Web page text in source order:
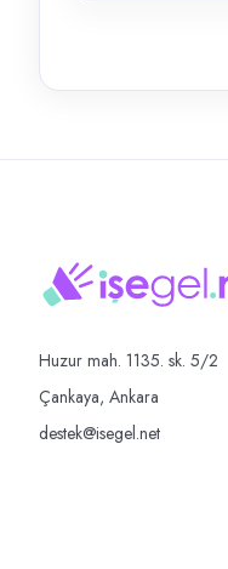
Huzur mah. 1135. sk. 5/2
Çankaya, Ankara
destek@isegel.net